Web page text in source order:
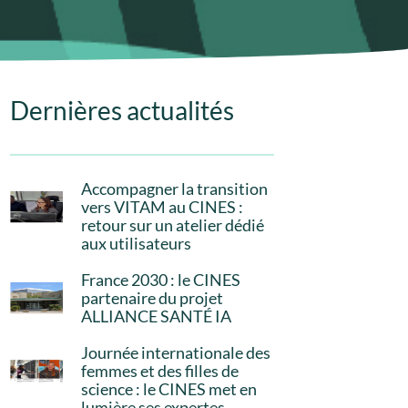
Dernières actualités
Accompagner la transition
vers VITAM au CINES :
retour sur un atelier dédié
aux utilisateurs
France 2030 : le CINES
partenaire du projet
ALLIANCE SANTÉ IA
Journée internationale des
femmes et des filles de
science : le CINES met en